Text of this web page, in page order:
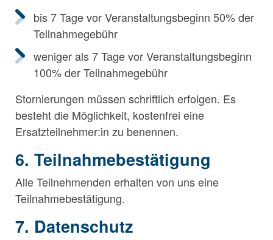
bis 7 Tage vor Veranstaltungsbeginn 50% der
Teilnahmegebühr
weniger als 7 Tage vor Veranstaltungsbeginn
100% der Teilnahmegebühr
Stornierungen müssen schriftlich erfolgen. Es
besteht die Möglichkeit, kostenfrei eine
Ersatzteilnehmer:in zu benennen.
6. Teilnahmebestätigung
Alle Teilnehmenden erhalten von uns eine
Teilnahmebestätigung.
7. Datenschutz